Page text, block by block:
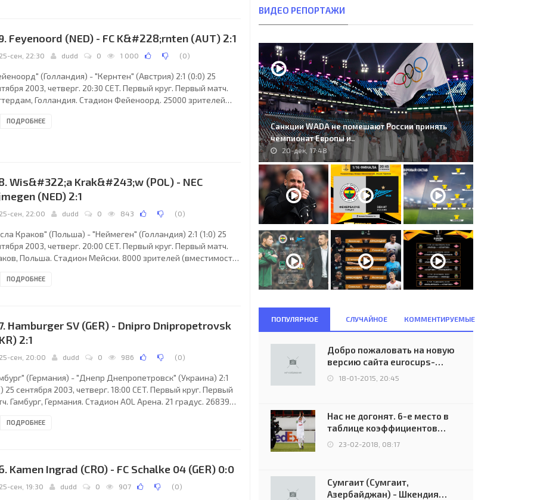
Паскаль Фейндуно, Николя Санун
Feyenoord (NED) - FC K&#228;rnten (AUT) 2:1
25-сен, 22:30 dudd 0 1 000 (0)
(Голландия) - "Кернтен" (Австрия) 2:1 (0:0) 25
2003, четверг. 20:30 CET. Первый круг. Первый матч.
Голландия. Стадион Фейеноорд. 25000 зрителей
Энди Дэвис (Шотландия), Том Хью Мерфи
ПОДРОБНЕЕ
Wis&#322;a Krak&#243;w (POL) - NEC
(NED) 2:1
25-сен, 22:00 dudd 0 843 (0)
Краков" (Польша) - "Неймеген" (Голландия) 2:1 (1:0) 25
2003, четверг. 20:00 CET. Первый круг. Первый матч.
Польша. Стадион Мейски. 8000 зрителей (вместимость
Коба Габриадзе (Грузия). Резервный: Малхаз
Перейра Де Соуза (Петр
ПОДРОБНЕЕ
Hamburger SV (GER) - Dnipro Dnipropetrovsk
2:1
25-сен, 20:00 dudd 0 986 (0)
(Германия) - "Днепр Днепропетровск" (Украина) 2:1
25 сентября 2003, четверг. 18:00 CET. Первый круг. Первый
Гамбург, Германия. Стадион AOL Арена. 21 градус. 26839
Микаэль Нильссон (Швеция), Фредерик Нильссон
Мехди Махдавикиа, Бернардо
ПОДРОБНЕЕ
Kamen Ingrad (CRO) - FC Schalke 04 (GER) 0:0
25-сен, 19:30 dudd 0 907 (0)
ВИДЕО РЕПОРТАЖИ
Санкции WADA не помешают России принять
чемпионат Европы и..
20-дек, 17:48
ПОПУЛЯРНОЕ СЛУЧАЙНОЕ КОММЕНТИРУЕМЫЕ
Добро пожаловать на новую
версию сайта eurocups-
uefa.ru
18-01-2015, 20:45
Нас не догонят. 6-е место в
таблице коэффициентов
УЕФА остаётся за Россией
23-02-2018, 08:17
Сумгаит (Сумгаит,
Азербайджан) - Шкендия